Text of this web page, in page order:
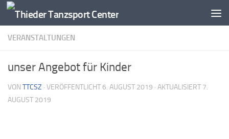
Zum Inhalt springen
VERANSTALTUNGEN
unser Angebot für Kinder
VON TTCSZ · VERÖFFENTLICHT6. AUGUST 2019 · AKTUALISIERT 7.
AUGUST 2019